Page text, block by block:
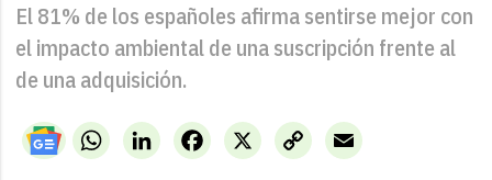
El 81% de los españoles afirma sentirse mejor con
el impacto ambiental de una suscripción frente al
de una adquisición.
WhatsAppLinkedIn X
Facebook
Copy
Link
Email